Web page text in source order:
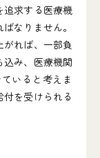
求する医療機
なりません。
がれば、一部負
み、医療機関
いると考えま
を受けられる